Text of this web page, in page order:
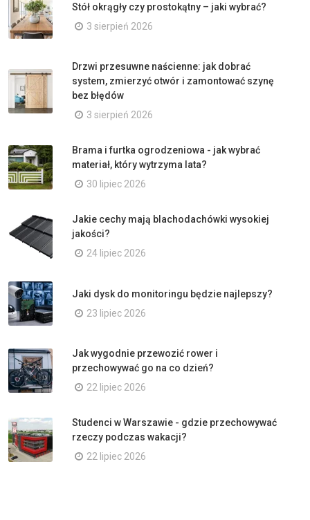
Stół okrągły czy prostokątny – jaki wybrać?
3 sierpień 2026
Drzwi przesuwne naścienne: jak dobrać
system, zmierzyć otwór i zamontować szynę
bez błędów
3 sierpień 2026
Brama i furtka ogrodzeniowa - jak wybrać
materiał, który wytrzyma lata?
30 lipiec 2026
Jakie cechy mają blachodachówki wysokiej
jakości?
24 lipiec 2026
Jaki dysk do monitoringu będzie najlepszy?
23 lipiec 2026
Jak wygodnie przewozić rower i
przechowywać go na co dzień?
22 lipiec 2026
Studenci w Warszawie - gdzie przechowywać
rzeczy podczas wakacji?
22 lipiec 2026